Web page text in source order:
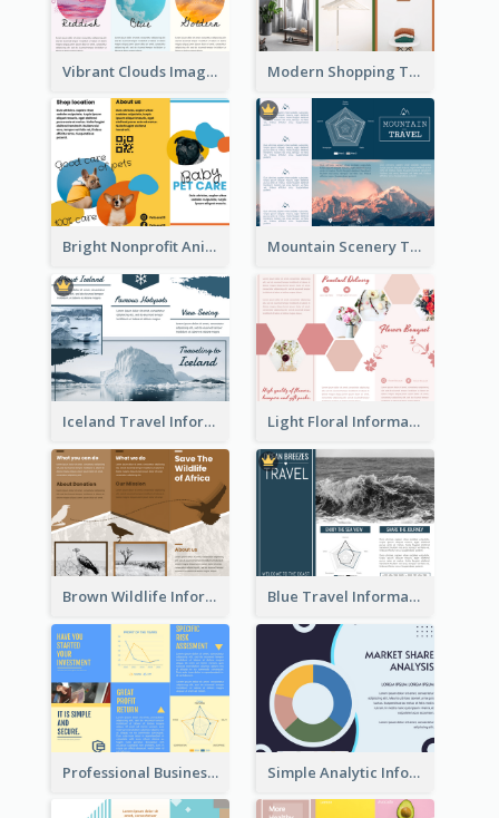
Vibrant Clouds Imagery Tri Fold Brochure Modern Shopping Tri Fold Brochure
Bright Nonprofit Animal Care Tri Fold Brochure Mountain Scenery Tri Fold Brochure
Iceland Travel Informational Tri Fold Brochure Light Floral Informational Tri Fold Brochure
Brown Wildlife Informational Tri Fold Brochure Blue Travel Informational Tri Fold Brochure
Professional Business Informational Tri Fold Brochure Simple Analytic Informational Brochure